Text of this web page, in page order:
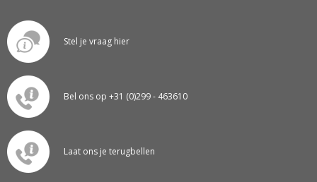
Stel je vraag hier
Bel ons op +31 (0)299 - 463610
Laat ons je terugbellen